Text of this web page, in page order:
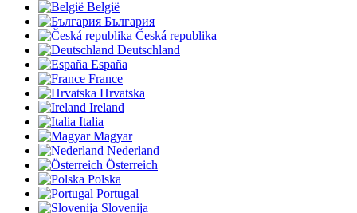
België
България
Česká republika
Deutschland
España
France
Hrvatska
Ireland
Italia
Magyar
Nederland
Österreich
Polska
Portugal
Slovenija